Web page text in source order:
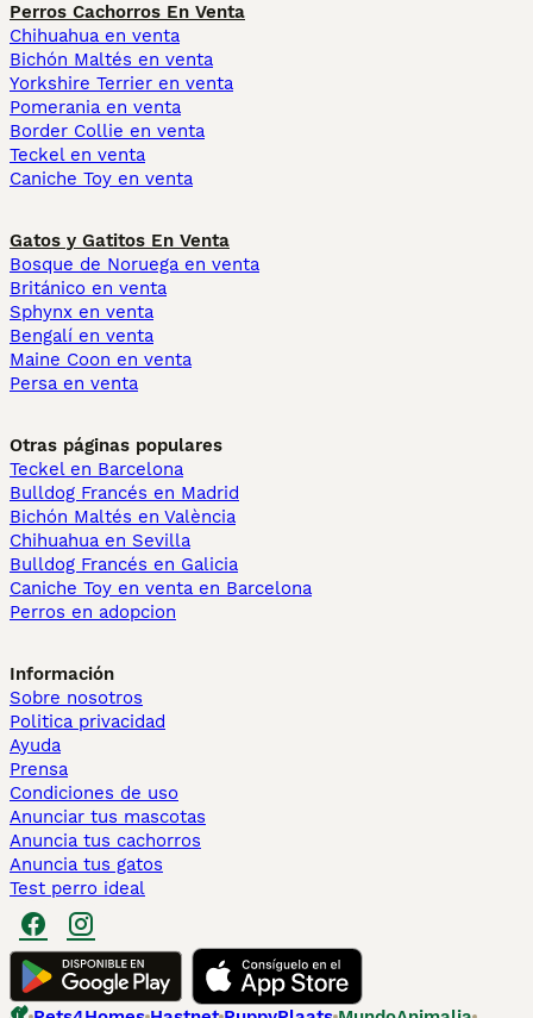
Perros Cachorros En Venta
Chihuahua en venta
Bichón Maltés en venta
Yorkshire Terrier en venta
Pomerania en venta
Border Collie en venta
Teckel en venta
Caniche Toy en venta
Gatos y Gatitos En Venta
Bosque de Noruega en venta
Británico en venta
Sphynx en venta
Bengalí en venta
Maine Coon en venta
Persa en venta
Otras páginas populares
Teckel en Barcelona
Bulldog Francés en Madrid
Bichón Maltés en València
Chihuahua en Sevilla
Bulldog Francés en Galicia
Caniche Toy en venta en Barcelona
Perros en adopcion
Información
Sobre nosotros
Politica privacidad
Ayuda
Prensa
Condiciones de uso
Anunciar tus mascotas
Anuncia tus cachorros
Anuncia tus gatos
Test perro ideal